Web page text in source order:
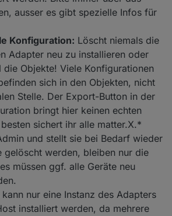
ausser es gibt spezielle Infos für
Konfiguration: Löscht niemals die
Adapter neu zu installieren oder
die Objekte! Viele Konfigurationen
sich in den Objekten, nicht
Stelle. Der Export-Button in der
bringt hier keinen echten
sichert ihr alle matter.X.*
und stellt sie bei Bedarf wieder
gelöscht werden, bleiben nur die
müssen ggf. alle Geräte neu
kann nur eine Instanz des Adapters
installiert werden, da mehrere